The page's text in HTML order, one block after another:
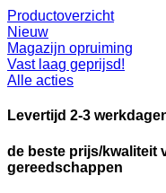
Productoverzicht
Nieuw
Magazijn opruiming
Vast laag geprijsd!
Alle acties
Levertijd 2-3
de beste prijs/kwaliteit
gereedschappen